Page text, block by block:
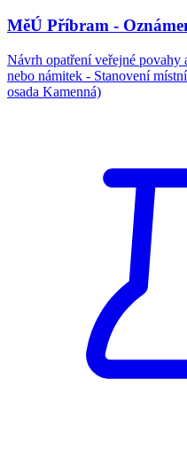
MěÚ Příbram -
Návrh opatření veřejné
nebo námitek - Stanovení
osada Kamenná)